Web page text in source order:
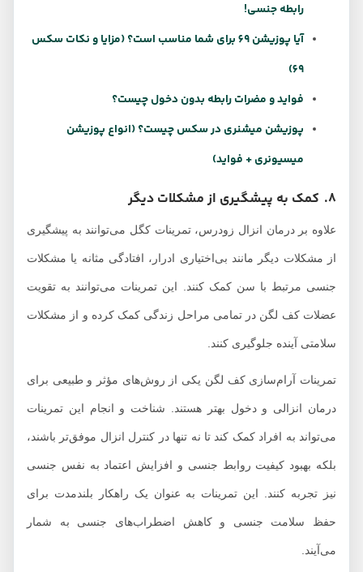
رابطه جنسی!
آیا پوزیشن 69 برای شما مناسب است؟ (مزایا و نکات سکس
فواید و مضرات رابطه بدون دخول چیست؟
پوزیشن میشنری در سکس چیست؟ (انواع پوزیشن
میسیونری + فواید)
علاوه بر درمان انزال زودرس، تمرینات کگل می‌توانند به پیشگیری
از مشکلات دیگر مانند بی‌اختیاری ادرار، افتادگی مثانه یا مشکلات
جنسی مرتبط با سن کمک کنند. این تمرینات می‌توانند به تقویت
عضلات کف لگن در تمامی مراحل زندگی کمک کرده و از مشکلات
سلامتی آینده جلوگیری کنند.
تمرینات آرام‌سازی کف لگن یکی از روش‌های مؤثر و طبیعی برای
درمان انزالی و دخول بهتر هستند. شناخت و انجام این تمرینات
می‌تواند به افراد کمک کند تا نه تنها در کنترل انزال موفق‌تر باشند،
بلکه بهبود کیفیت روابط جنسی و افزایش اعتماد به نفس جنسی
نیز تجربه کنند. این تمرینات به عنوان یک راهکار بلندمدت برای
حفظ سلامت جنسی و کاهش اضطراب‌های جنسی به شمار
می‌آیند.